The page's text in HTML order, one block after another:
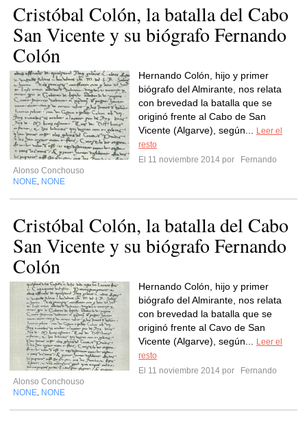
Cristóbal Colón, la batalla del Cabo
San Vicente y su biógrafo Fernando
Colón
Hernando Colón, hijo y primer
biógrafo del Almirante, nos relata
con brevedad la batalla que se
originó frente al Cabo de San
Vicente (Algarve), según...
Leer el
resto
El 11 noviembre 2014 por
Fernando
Alonso Conchouso
NONE NONE
Cristóbal Colón, la batalla del Cabo
San Vicente y su biógrafo Fernando
Colón
Hernando Colón, hijo y primer
biógrafo del Almirante, nos relata
con brevedad la batalla que se
originó frente al Cavo de San
Vicente (Algarve), según...
Leer el
resto
El 11 noviembre 2014 por
Fernando
Alonso Conchouso
NONE NONE